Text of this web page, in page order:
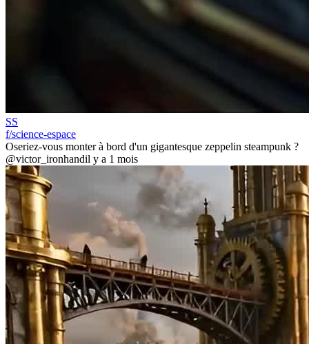
SS
f/science-espace
Oseriez-vous monter à bord d'un gigantesque zeppelin steampunk ?
@victor_ironhandil y a 1 mois